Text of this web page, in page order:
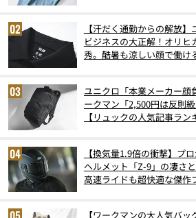
【汗だく通勤からの解放
ビジネスの大正解！オリ
秀。酷暑も涼しい顔で働け
ユニクロ「本業メーカー顔
ークマン「2,500円は反則
【リュックの人気記事ラ
【換気量1.9倍の衝撃】プ
ヘルメット「Z-9」の凄さ
高速ライドも超快適な傑作
【ワークマンの大人気バ